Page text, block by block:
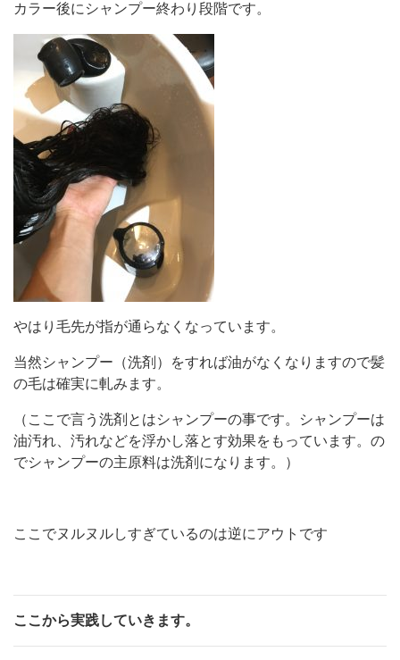
カラー後にシャンプー終わり段階です。
やはり毛先が指が通らなくなっています。
当然シャンプー（洗剤）をすれば油がなくなりますので髪
の毛は確実に軋みます。
（ここで言う洗剤とはシャンプーの事です。シャンプーは
油汚れ、汚れなどを浮かし落とす効果をもっています。の
でシャンプーの主原料は洗剤になります。）
ここでヌルヌルしすぎているのは逆にアウトです
ここから実践していきます。